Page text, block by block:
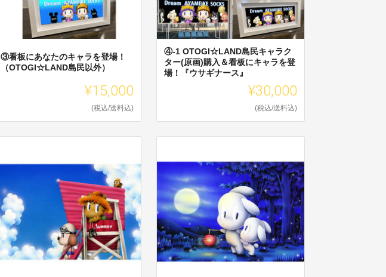
③看板にあなたのキャラを登場！
（OTOGI☆LAND島民以外）
¥15,000
(税込/送料込)
④-1 OTOGI☆LAND島民キャラク
ター(原画)購入＆看板にキャラを登
場！『ウサギナース』
¥30,000
(税込/送料込)